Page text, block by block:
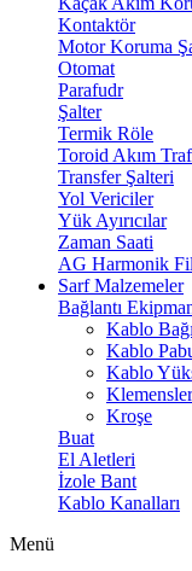
Kontaktör
Motor Koruma
Otomat
Parafudr
Şalter
Termik Röle
Toroid Akım
Transfer Şalteri
Yol Vericiler
Yük Ayırıcılar
Zaman Saati
AG Harmonik
Sarf Malzemeler
Bağlantı
Kablo Bağı
Kablo
Kablo
Klemensler
Kroşe
Buat
El Aletleri
İzole Bant
Kablo Kanalları
Menü